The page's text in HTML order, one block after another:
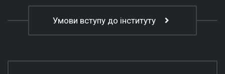
Умови вступу до інституту